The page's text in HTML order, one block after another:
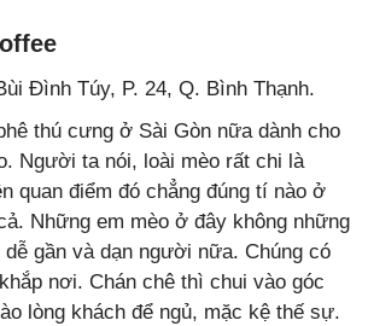
Đình Túy, P. 24, Q. Bình Thạnh.
thú cưng ở Sài Gòn nữa dành cho
Người ta nói, loài mèo rất chi là
quan điểm đó chẳng đúng tí nào ở
Những em mèo ở đây không những
dễ gần và dạn người nữa. Chúng có
nơi. Chán chê thì chui vào góc
lòng khách để ngủ, mặc kệ thế sự.